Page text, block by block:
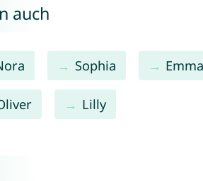
auch
Sophia Emma
Lilly